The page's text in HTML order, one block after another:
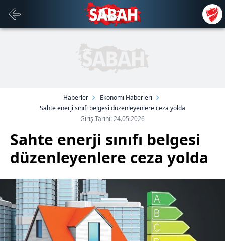
Haberler
Ekonomi Haberleri
Sahte enerji sınıfı belgesi düzenleyenlere ceza yolda
Giriş Tarihi: 24.05.2026
Sahte enerji sınıfı belgesi
düzenleyenlere ceza yolda